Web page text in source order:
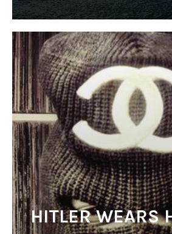
HITLER WEARS